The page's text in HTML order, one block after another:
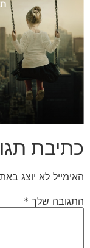
כתיבת
האימייל לא יוצג
התגובה שלך *